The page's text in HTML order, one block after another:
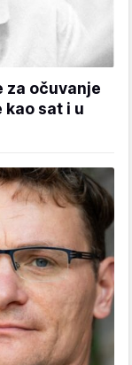
za očuvanje
kao sat i u